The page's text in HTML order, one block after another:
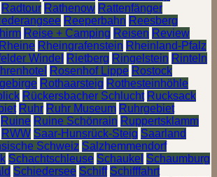
Radtour Rathenow Rattenfänger
Reeperbahn Reesberg
Reise + Camping Reisen Review
Rheine Rheingrafenstein Rheinland-Pfalz
Windel Rietberg Ringelstein Rinteln
Rosenhof Lippe Rostock
Rothaarsteig Rothesteinhöhle
Rückersbacher Schlucht Rucksack
Ruhr Ruhr Museum Ruhrgebiet
Ruine Ruine Schönrain Ruppertsklamm
RWW Saar-Hunsrück-Steig Saarland
Schweiz Salzhemmendorf
Schachtschleuse Schaukel Schaumburg
Schiedersee Schiff Schifffahrt